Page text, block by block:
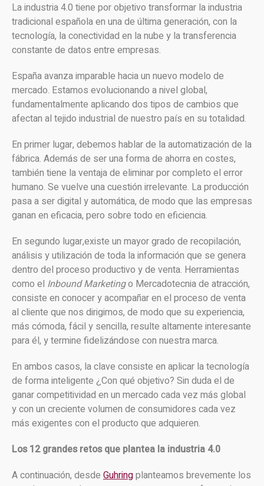
La industria 4.0 tiene por objetivo transformar la industria
tradicional española en una de última generación, con la
tecnología, la conectividad en la nube y la transferencia
constante de datos entre empresas.
España avanza imparable hacia un nuevo modelo de
mercado. Estamos evolucionando a nivel global,
fundamentalmente aplicando dos tipos de cambios que
afectan al tejido industrial de nuestro país en su totalidad.
En primer lugar, debemos hablar de la automatización de la
fábrica. Además de ser una forma de ahorra en costes,
también tiene la ventaja de eliminar por completo el error
humano. Se vuelve una cuestión irrelevante. La producción
pasa a ser digital y automática, de modo que las empresas
ganan en eficacia, pero sobre todo en eficiencia.
En segundo lugar,existe un mayor grado de recopilación,
análisis y utilización de toda la información que se genera
dentro del proceso productivo y de venta. Herramientas
como el Inbound Marketingo Mercadotecnia de atracción,
consiste en conocer y acompañar en el proceso de venta
al cliente que nos dirigimos, de modo que su experiencia,
más cómoda, fácil y sencilla, resulte altamente interesante
para él, y termine fidelizándose con nuestra marca.
En ambos casos, la clave consiste en aplicar la tecnología
de forma inteligente ¿Con qué objetivo? Sin duda el de
ganar competitividad en un mercado cada vez más global
y con un creciente volumen de consumidores cada vez
más exigentes con el producto que adquieren.
Los 12 grandes retos que plantea la industria 4.0
A continuación, desde Guhringplanteamos brevemente los